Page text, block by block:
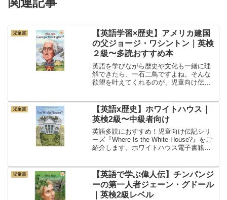
児童書
【英語学習×歴史】アメリカ建国
の父ジョージ・ワシントン｜英検
２級〜多読おすすめ本
英語を学びながら歴史や文化も一緒に理
解できたら、一石二鳥ですよね。そんな
欲望を叶えてくれるのが、児童向け伝記
りであるジョージ・ワシントンの伝記
『Who Was...
児童書
【英語x歴史】ホワイトハウス｜
英検2級〜中級者向け
英語多読におすすめ！児童向け伝記シリ
ーズ『Where Is the White House?』をご
紹介します。ホワイトハウス電子書籍の
てみてください！レベルと難易度...
児童書
【英語で学ぶ偉人伝】チンパンジ
ーの第一人者ジェーン・グドール
｜英検2級レベル